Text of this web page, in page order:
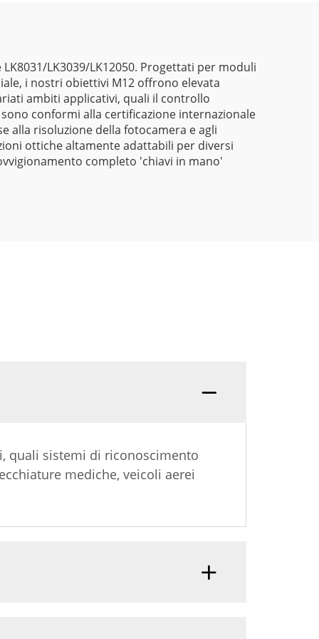
LK3039/LK12050. Progettati per moduli
i nostri obiettivi M12 offrono elevata
ambiti applicativi, quali il controllo
conformi alla certificazione internazionale
alla risoluzione della fotocamera e agli
ottiche altamente adattabili per diversi
completo 'chiavi in mano'
quali sistemi di riconoscimento
mediche, veicoli aerei